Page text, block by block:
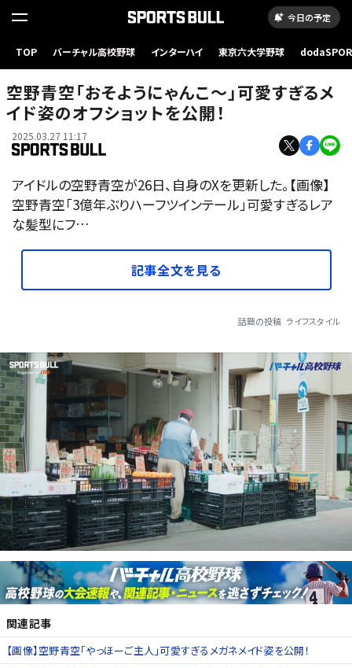
今日の予定
TOP バーチャル高校野球 インターハイ 東京六大学野球
空野青空「おそようにゃんこ〜」可愛すぎるメ
イド姿のオフショットを公開！
2025.03.27 11:17
アイドルの空野青空が26日、自身のXを更新した。【画像】
空野青空「3億年ぶりハーフツインテール」可愛すぎるレア
な髪型にフ…
記事全文を見る
話題の投稿 ライフスタイル
関連記事
【画像】空野青空「やっほーご主人」可愛すぎるメガネメイド姿を公開！